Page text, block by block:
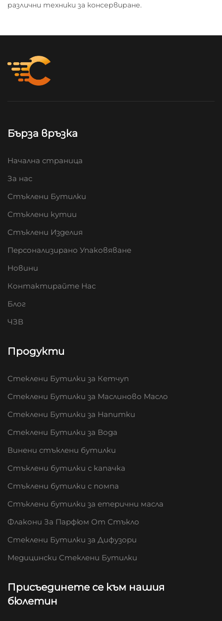
различни техники за консервиране.
Бърза връзка
Начална страница
За нас
Стъклени Бутилки
Стъклени кутии
Стъклени Изделия
Персонализирано Упаковяване
Новини
Контактирайте Нас
Блог
ЧЗВ
Продукти
Стеклени Бутилки за Кетчуп
Стеклени Бутилки за Маслиново Масло
Стеклени Бутилки за Напитки
Стеклени Бутилки за Вода
Винени стъклени бутилки
Стъклени бутилки с капачка
Стъклени бутилки с помпа
Стъклени бутилки за етерични масла
Флакони За Парфюм От Стъкло
Стеклени Бутилки за Дифузори
Медицински Стеклени Бутилки
Присъединете се към нашия
бюлетин